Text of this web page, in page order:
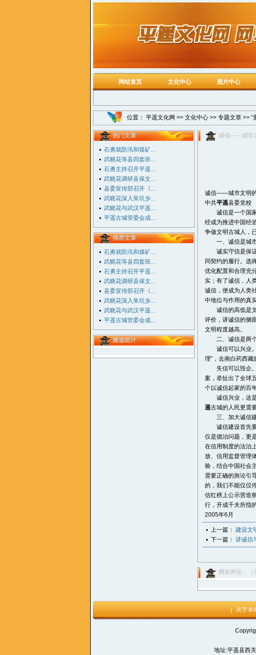
网站首页 文化中心 图片中心
位置： 平遥文化网 >> 文化中心 >> 专题文章 >> “
热门文章
石勇就防汛和煤矿...
武晓花等县四套班...
石勇主持召开平遥...
武晓花调研县保文...
县委宣传部召开《...
武晓花深入朱坑乡...
武晓花与武汉平遥...
平遥古城管委会成...
推荐文章
石勇就防汛和煤矿...
武晓花等县四套班...
石勇主持召开平遥...
武晓花调研县保文...
县委宣传部召开《...
武晓花深入朱坑乡...
武晓花与武汉平遥...
平遥古城管委会成...
频道统计
诚信——城市
诚信——城市文明
中共平遥县委党校
诚信是一个国家
经成为推进中国经
争做文明古城人，
一、诚信是城市
诚实守信是保证
同契约的履行。选
优化配置和合理充
实；有了诚信，人
诚信，便成为人类
中地位与作用的真
诚信的高低是文
评价，讲诚信的侧
文明程度越高。
二、诚信是两个
诚信可以兴业。
理”，去南白药西藏
失信可以毁企。
案，牵扯出了全球
个以诚信起家的百
诚信兴业，这是
遥古城的人民更需
三、加大诚信建
诚信建设首先要
仅是德治问题，更
在信用制度的法治
放、信用监督管理
验，结合中国社会
需要正确的舆论引
的，我们不能仅仅
信红榜上公示营造
行，开成千夫所指
2005年6月
上一篇： 建设文
下一篇： 讲诚信
网友评论：（
关于本
地址:平遥县西